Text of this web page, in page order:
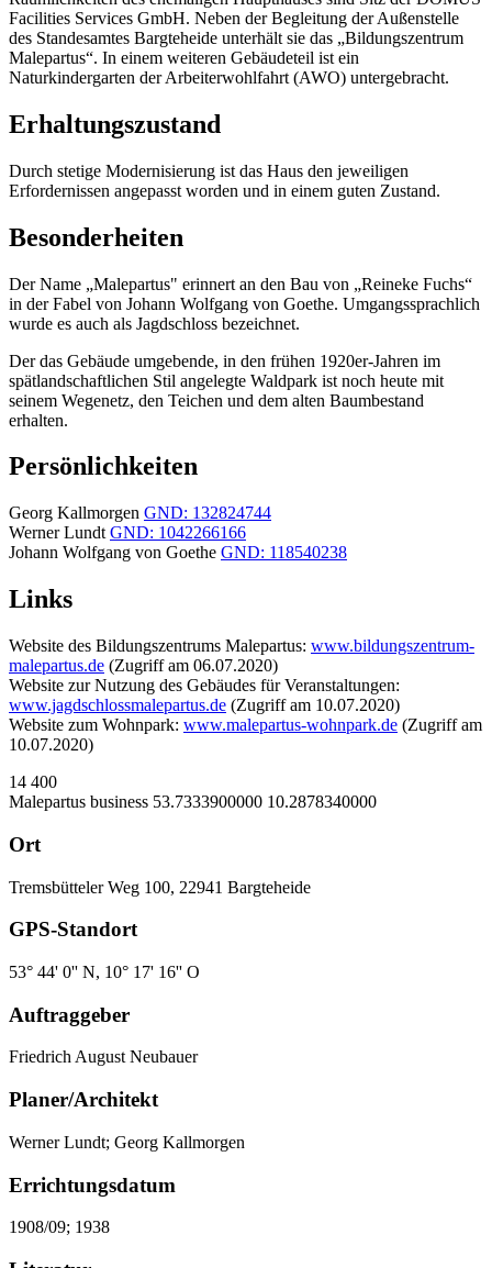
Facilities Services GmbH. Neben der Begleitung der Außenstelle
des Standesamtes Bargteheide unterhält sie das „Bildungszentrum
Malepartus“. In einem weiteren Gebäudeteil ist ein
Naturkindergarten der Arbeiterwohlfahrt (AWO) untergebracht.
Erhaltungszustand
Durch stetige Modernisierung ist das Haus den jeweiligen
Erfordernissen angepasst worden und in einem guten Zustand.
Besonderheiten
Der Name „Malepartus" erinnert an den Bau von „Reineke Fuchs“
in der Fabel von Johann Wolfgang von Goethe. Umgangssprachlich
wurde es auch als Jagdschloss bezeichnet.
Der das Gebäude umgebende, in den frühen 1920er-Jahren im
spätlandschaftlichen Stil angelegte Waldpark ist noch heute mit
seinem Wegenetz, den Teichen und dem alten Baumbestand
erhalten.
Persönlichkeiten
Georg Kallmorgen GND: 132824744
Werner Lundt GND: 1042266166
Johann Wolfgang von Goethe GND: 118540238
Links
Website des Bildungszentrums Malepartus: www.bildungszentrum-
malepartus.de (Zugriff am 06.07.2020)
Website zur Nutzung des Gebäudes für Veranstaltungen:
www.jagdschlossmalepartus.de (Zugriff am 10.07.2020)
Website zum Wohnpark: www.malepartus-wohnpark.de (Zugriff am
10.07.2020)
14 400
Malepartus business 53.7333900000 10.2878340000
Ort
Tremsbütteler Weg 100, 22941 Bargteheide
GPS-Standort
53° 44' 0'' N, 10° 17' 16'' O
Auftraggeber
Friedrich August Neubauer
Planer/Architekt
Werner Lundt; Georg Kallmorgen
Errichtungsdatum
1908/09; 1938